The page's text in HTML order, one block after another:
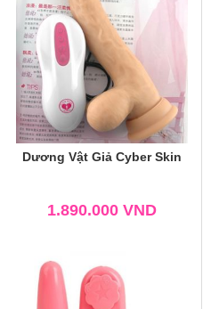
Dương Vật Giả Cyber Skin
1.890.000 VND